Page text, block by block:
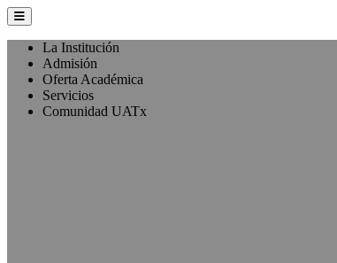
La Institución
Admisión
Oferta Académica
Servicios
Comunidad UATx